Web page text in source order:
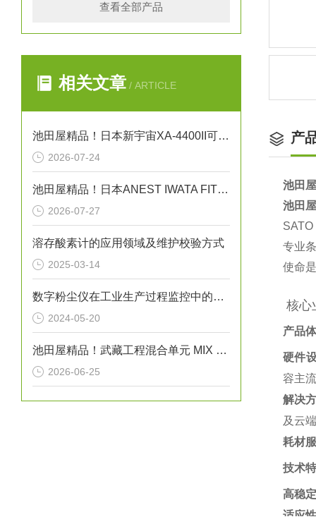
查看全部产品
相关文章 / ARTICLE
池田屋精品！日本新宇宙XA-4400II可穿戴式多气体检测仪
2026-07-24
池田屋精品！日本ANEST IWATA FIT13064B无油活塞式空压机
2026-07-27
溶存酸素计的应用领域及维护校验方式
2025-03-14
数字粉尘仪在工业生产过程监控中的应用
2024-05-20
池田屋精品！武藏工程混合单元 MIX MASTER MB-30E-02 参数介绍
2026-06-25
产
池田
池田
专业
使命
核
产品
硬件
容主
解决
及云
耗材
技术
高稳
适应